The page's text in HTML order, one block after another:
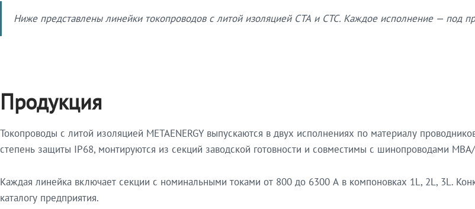
Ниже представлены линейки токопроводов с литой изоляцией СТА и СТС. Каждое исполнение — под
Продукция
Токопроводы с литой изоляцией METAENERGY выпускаются в двух исполнениях по материалу
степень защиты IP68, монтируются из секций заводской готовности и совместимы с шинопроводами
Каждая линейка включает секции с номинальными токами от 800 до 6300 А в компоновках 1L, 2L, 3L.
каталогу предприятия.